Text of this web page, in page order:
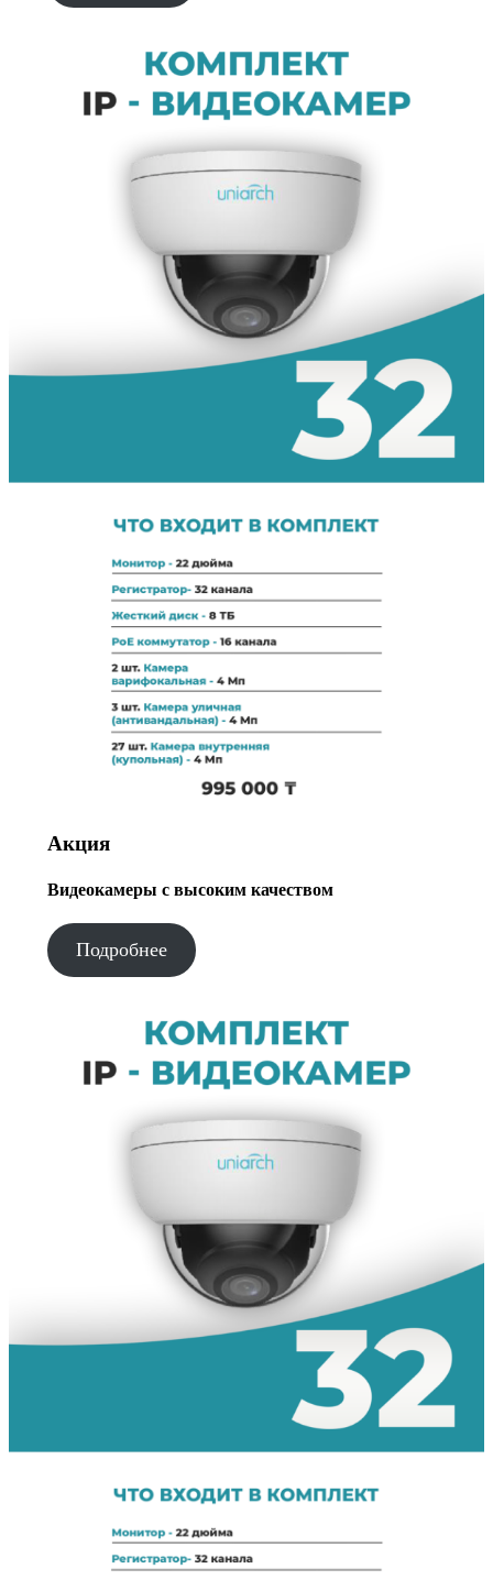
Акция
Видеокамеры с высоким качеством
Подробнее